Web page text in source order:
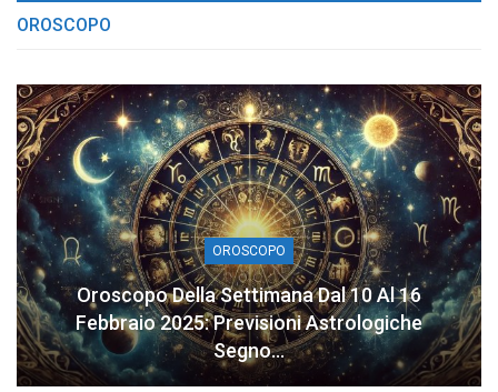
OROSCOPO
OROSCOPO
Oroscopo Della Settimana Dal 10 Al 16
Febbraio 2025: Previsioni Astrologiche
Segno…